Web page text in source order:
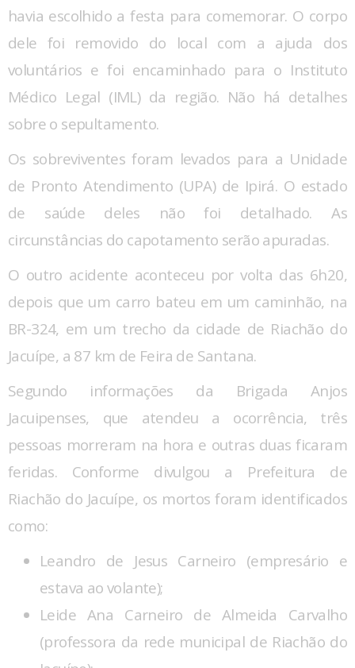
havia escolhido a festa para comemorar. O corpo
dele foi removido do local com a ajuda dos
voluntários e foi encaminhado para o Instituto
Médico Legal (IML) da região. Não há detalhes
sobre o sepultamento.
Os sobreviventes foram levados para a Unidade
de Pronto Atendimento (UPA) de Ipirá. O estado
de saúde deles não foi detalhado. As
circunstâncias do capotamento serão apuradas.
O outro acidente aconteceu por volta das 6h20,
depois que um carro bateu em um caminhão, na
BR-324, em um trecho da cidade de Riachão do
Jacuípe, a 87 km de Feira de Santana.
Segundo informações da Brigada Anjos
Jacuipenses, que atendeu a ocorrência, três
pessoas morreram na hora e outras duas ficaram
feridas. Conforme divulgou a Prefeitura de
Riachão do Jacuípe, os mortos foram identificados
como:
Leandro de Jesus Carneiro (empresário e
estava ao volante);
Leide Ana Carneiro de Almeida Carvalho
(professora da rede municipal de Riachão do